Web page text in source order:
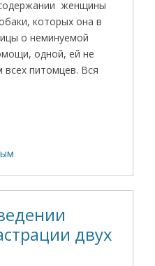
женщины
которых она в
о неминуемой
одной, ей не
всех питомцев. Вся
двух